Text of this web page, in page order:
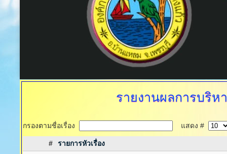
รายงานผลการบริ
กรองตามชื่อเรื่อง แสดง #
#
รายการหัวเรื่อง